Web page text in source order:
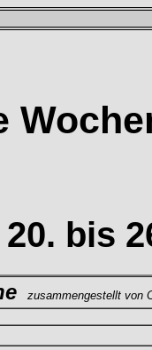
bis
zusammengestellt von